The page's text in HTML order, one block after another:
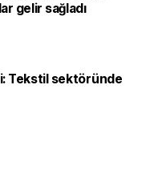
gelir sağladı
Tekstil sektöründe